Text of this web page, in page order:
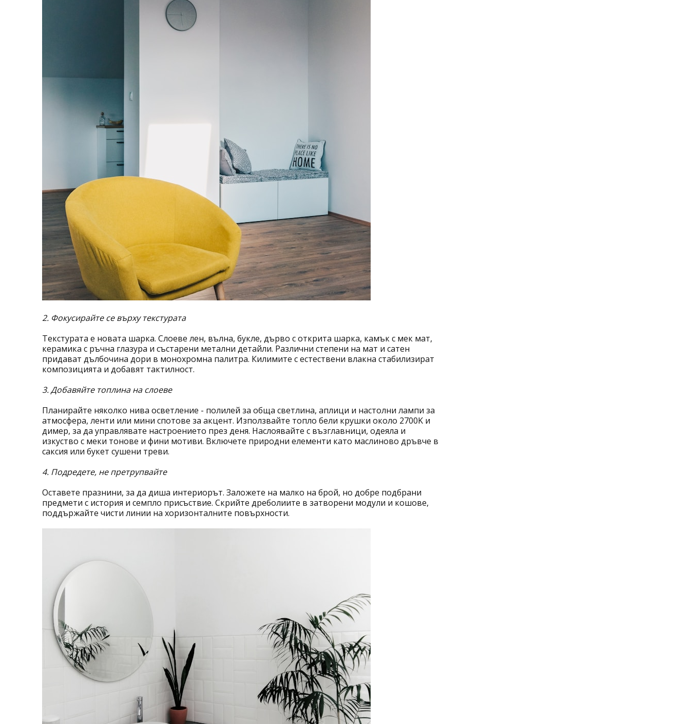
2. Фокусирайте се върху текстурата
Текстурата е новата шарка. Слоеве лен, вълна, букле, дърво с открита шарка, камък с мек мат,
керамика с ръчна глазура и състарени метални детайли. Различни степени на мат и сатен
придават дълбочина дори в монохромна палитра. Килимите с естествени влакна стабилизират
композицията и добавят тактилност.
3. Добавяйте топлина на слоеве
Планирайте няколко нива осветление - полилей за обща светлина, аплици и настолни лампи за
атмосфера, ленти или мини спотове за акцент. Използвайте топло бели крушки около 2700K и
димер, за да управлявате настроението през деня. Наслоявайте с възглавници, одеяла и
изкуство с меки тонове и фини мотиви. Включете природни елементи като маслиново дръвче в
саксия или букет сушени треви.
4. Подредете, не претрупвайте
Оставете празнини, за да диша интериорът. Заложете на малко на брой, но добре подбрани
предмети с история и семпло присъствие. Скрийте дреболиите в затворени модули и кошове,
поддържайте чисти линии на хоризонталните повърхности.